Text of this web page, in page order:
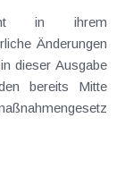
in ihrem
Änderungen
dieser Ausgabe
bereits Mitte